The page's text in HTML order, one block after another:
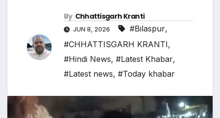
By Chhattisgarh Kranti
JUN 8, 2026 #Bilaspur,
#CHHATTISGARH KRANTI,
#Hindi News, #Latest Khabar,
#Latest news, #Today khabar